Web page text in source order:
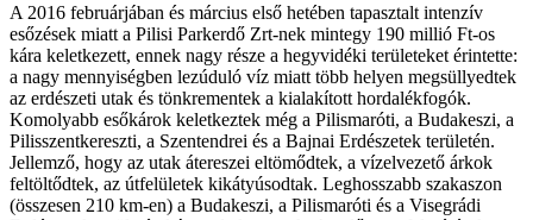
A 2016 februárjában és március első hetében tapasztalt intenzív
esőzések miatt a Pilisi Parkerdő Zrt-nek mintegy 190 millió Ft-os
kára keletkezett, ennek nagy része a hegyvidéki területeket érintette:
a nagy mennyiségben lezúduló víz miatt több helyen megsüllyedtek
az erdészeti utak és tönkrementek a kialakított hordalékfogók.
Komolyabb esőkárok keletkeztek még a Pilismaróti, a Budakeszi, a
Pilisszentkereszti, a Szentendrei és a Bajnai Erdészetek területén.
Jellemző, hogy az utak átereszei eltömődtek, a vízelvezető árkok
feltöltődtek, az útfelületek kikátyúsodtak. Leghosszabb szakaszon
(összesen 210 km-en) a Budakeszi, a Pilismaróti és a Visegrádi